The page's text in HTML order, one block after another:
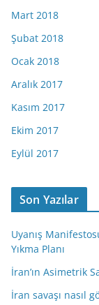
Mart 2018
Şubat 2018
Ocak 2018
Aralık 2017
Kasım 2017
Ekim 2017
Eylül 2017
Son Yazılar
Uyanış
Yıkma Planı
İran’ın Asimetrik
İran savaşı nasıl